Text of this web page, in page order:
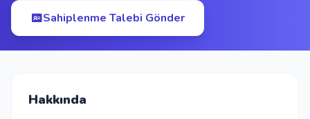
S.S.S.
Blog
Sahiplenme Talebi Gönder
Hakkında